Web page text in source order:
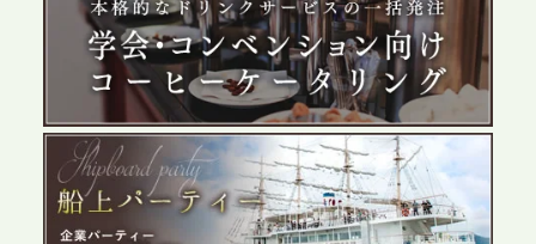
2026.5.29
プレスリリースのご案内｜ケータリングのセカンド
テーブル、群馬前橋支社を設立。再開発やオフィス
展開が進む前橋エリアの企業ニーズに応え、高品質
なサービスで各種イベント・懇親会をサポート
2026.5.27
プレスリリースのご案内｜ケータリングのセカンド